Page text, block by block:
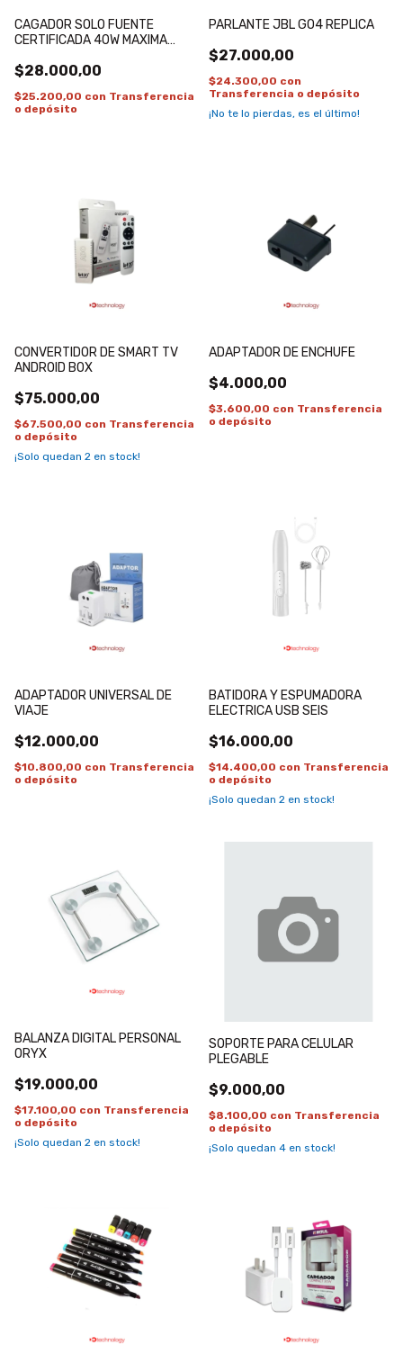
CAGADOR SOLO FUENTE
CERTIFICADA 40W MAXIMA
$28.000,00
$25.200,00 con Transferencia
o depósito
PARLANTE JBL GO4 REPLICA
$27.000,00
$24.300,00 con
Transferencia o depósito
¡No te lo pierdas, es el último!
CONVERTIDOR DE SMART TV
ANDROID BOX
$75.000,00
$67.500,00 con Transferencia
o depósito
¡Solo quedan 2 en stock!
ADAPTADOR DE ENCHUFE
$4.000,00
$3.600,00 con Transferencia
o depósito
ADAPTADOR UNIVERSAL DE
VIAJE
$12.000,00
$10.800,00 con Transferencia
o depósito
BATIDORA Y ESPUMADORA
ELECTRICA USB SEIS
$16.000,00
$14.400,00 con Transferencia
o depósito
¡Solo quedan 2 en stock!
BALANZA DIGITAL PERSONAL
ORYX
$19.000,00
$17.100,00 con Transferencia
o depósito
¡Solo quedan 2 en stock!
SOPORTE PARA CELULAR
PLEGABLE
$9.000,00
$8.100,00 con Transferencia
o depósito
¡Solo quedan 4 en stock!